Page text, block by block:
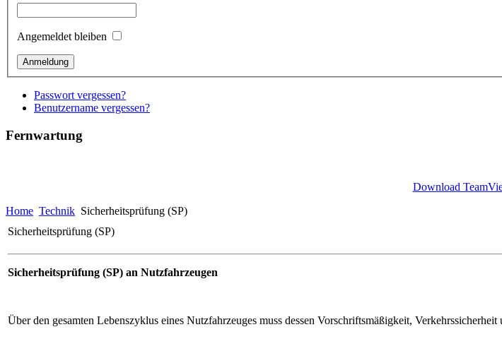
Angemeldet bleiben
Passwort vergessen?
Benutzername vergessen?
Fernwartung
Download
Home Technik Sicherheitsprüfung (SP)
Sicherheitsprüfung (SP)
Sicherheitsprüfung (SP) an Nutzfahrzeugen
Über den gesamten Lebenszyklus eines Nutzfahrzeuges muss dessen Vorschriftsmäßigkeit,